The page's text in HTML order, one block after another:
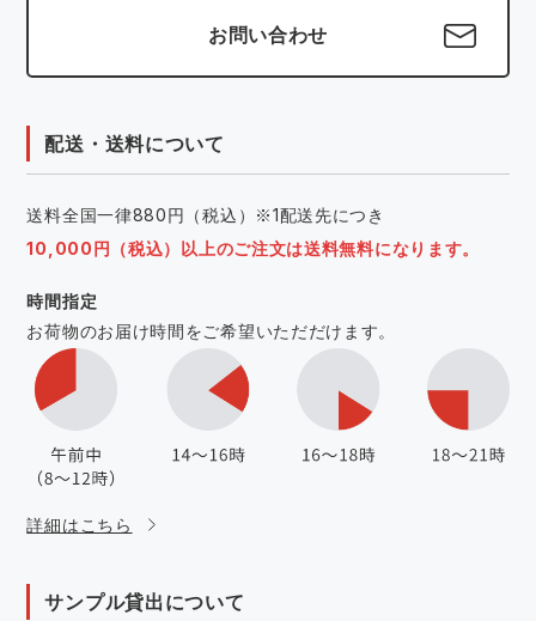
お問い合わせ
配送・送料について
送料全国一律880円（税込）※1配送先につき
10,000円（税込）以上のご注文は送料無料になります。
時間指定
お荷物のお届け時間をご希望いただだけます。
詳細はこちら
サンプル貸出について